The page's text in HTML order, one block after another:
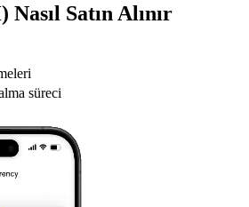
Nasıl Satın Alınır
süreci